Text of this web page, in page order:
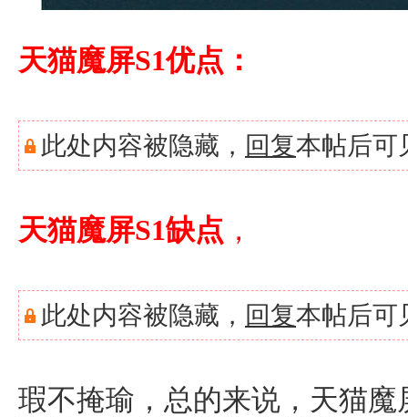
天猫魔屏S1优点：
此处内容被隐藏， 回复本帖后可
天猫魔屏S1缺点 ，
此处内容被隐藏， 回复本帖后可
瑕不掩瑜，总的来说，天猫